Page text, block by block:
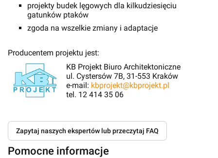
projekty budek lęgowych dla kilkudziesięciu
gatunków ptaków
zgoda na wszelkie zmiany i adaptacje
Producentem projektu jest:
KB Projekt Biuro Architektoniczne
ul. Cystersów 7B, 31-553 Kraków
e-mail: kbprojekt@kbprojekt.pl
tel. 12 414 35 06
Zapytaj naszych ekspertów lub przeczytaj FAQ
Pomocne informacje